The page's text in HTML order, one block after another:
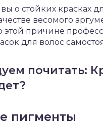
о стойких красках
весомого
этой причине
для волос
почитать:
пигменты